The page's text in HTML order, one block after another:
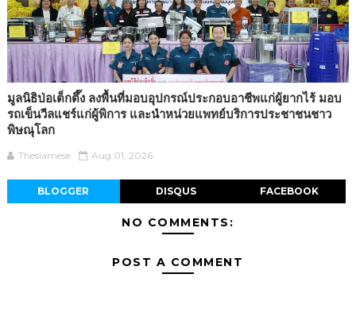
มูลนิธิป่อเต็กตึ๊ง ลงพื้นที่มอบอุปกรณ์ประกอบอาชีพแก่ผู้ยากไร้ มอบ
รถเข็นวีลแชร์แก่ผู้พิการ และนำหน่วยแพทย์บริการประชาชนชาว
พิษณุโลก
Thesiamese Aug 01, 2026
BLOGGER DISQUS FACEBOOK
NO COMMENTS:
POST A COMMENT